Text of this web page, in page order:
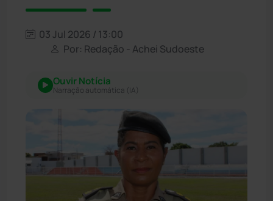
03 Jul 2026 / 13:00
Por: Redação - Achei Sudoeste
Ouvir Notícia
Narração automática (IA)